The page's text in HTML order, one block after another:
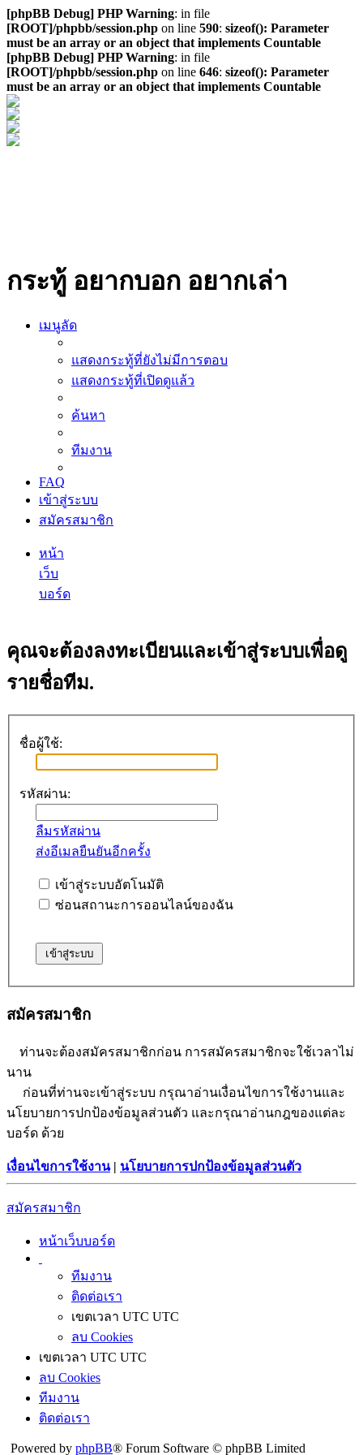
[phpBB Debug] PHP Warning: in file
[ROOT]/phpbb/session.php on line 590: sizeof(): Parameter
must be an array or an object that implements Countable
[phpBB Debug] PHP Warning: in file
[ROOT]/phpbb/session.php on line 646: sizeof(): Parameter
must be an array or an object that implements Countable
กระทู้ อยากบอก อยากเล่า
เมนูลัด
แสดงกระทู้ที่ยังไม่มีการตอบ
แสดงกระทู้ที่เปิดดูแล้ว
ค้นหา
ทีมงาน
FAQ
เข้าสู่ระบบ
สมัครสมาชิก
หน้า
เว็บ
บอร์ด
คุณจะต้องลงทะเบียนและเข้าสู่ระบบเพื่อดู
รายชื่อทีม.
ชื่อผู้ใช้:
รหัสผ่าน:
ลืมรหัสผ่าน
ส่งอีเมลยืนยันอีกครั้ง
เข้าสู่ระบบอัตโนมัติ
ซ่อนสถานะการออนไลน์ของฉัน
สมัครสมาชิก
ท่านจะต้องสมัครสมาชิกก่อน การสมัครสมาชิกจะใช้เวลาไม่
นาน
ก่อนที่ท่านจะเข้าสู่ระบบ กรุณาอ่านเงื่อนไขการใช้งานและ
นโยบายการปกป้องข้อมูลส่วนตัว และกรุณาอ่านกฎของแต่ละ
บอร์ด ด้วย
เงื่อนไขการใช้งาน| นโยบายการปกป้องข้อมูลส่วนตัว
สมัครสมาชิก
หน้าเว็บบอร์ด
ทีมงาน
ติดต่อเรา
เขตเวลา UTC UTC
ลบ Cookies
เขตเวลา UTC UTC
ลบ Cookies
ทีมงาน
ติดต่อเรา
Powered by phpBB® Forum Software © phpBB Limited